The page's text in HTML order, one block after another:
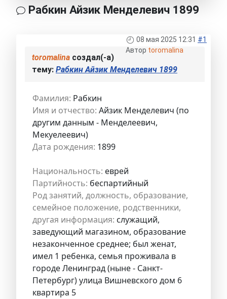
Рабкин Айзик Менделевич 1899
08 мая 2025 12:31 #1
Автор toromalina
toromalina создал(-а)
тему: Рабкин Айзик Менделевич 1899
Фамилия: Рабкин
Имя и отчество: Айзик Менделевич (по
другим данным - Менделеевич,
Мекуелеевич)
Дата рождения: 1899
Национальность: еврей
Партийность: беспартийный
Род занятий, должность, образование,
семейное положение, родственники,
другая информация: служащий,
заведующий магазином, образование
незаконченное среднее; был женат,
имел 1 ребенка, семья проживала в
городе Ленинград (ныне - Санкт-
Петербург) улица Вишневского дом 6
квартира 5